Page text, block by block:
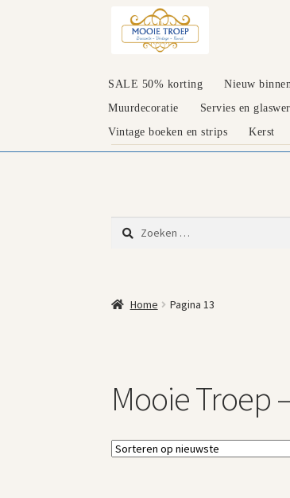
door
naar
SALE 50% korting Nieuw binnen
Muurdecoratie
Servies en
Vintage boeken en strips
Kerst
Zoeken
naar:
Home Pagina 13
Mooie Troep